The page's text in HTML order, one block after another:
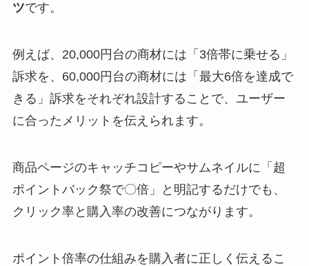
ツです。
例えば、20,000円台の商材には「3倍帯に乗せる」
訴求を、60,000円台の商材には「最大6倍を達成で
きる」訴求をそれぞれ設計することで、ユーザー
に合ったメリットを伝えられます。
商品ページのキャッチコピーやサムネイルに「超
ポイントバック祭で〇倍」と明記するだけでも、
クリック率と購入率の改善につながります。
ポイント倍率の仕組みを購入者に正しく伝えるこ